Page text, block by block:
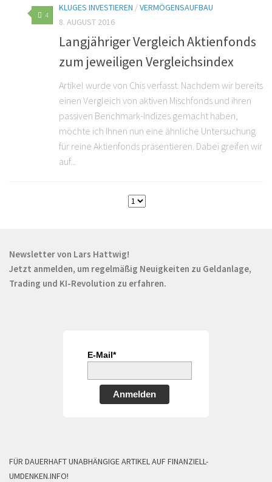
4
KLUGES INVESTIEREN /VERMÖGENSAUFBAU
8. AUGUST 2016
Langjähriger Vergleich Aktienfonds
zum jeweiligen Vergleichsindex
Artikel wurde von Chis verfasst. Nachdem wir bereits
einen Vergleich von aktiven Mischfonds und ihren
passiven Benchmark-Indizes gemacht haben,
möchte ich Ihnen nun eine ähnliche Untersuchung
für reine Aktienfonds präsentieren. Dabei greifen wir
auf...
Newsletter von Lars Hattwig!
Jetzt anmelden, um regelmäßig Neuigkeiten zu Geldanlage,
Trading und KI-Revolution zu erfahren.
E-Mail*
Anmelden
FÜR DAUERHAFT UNABHÄNGIGE ARTIKEL AUF FINANZIELL-
UMDENKEN.INFO!